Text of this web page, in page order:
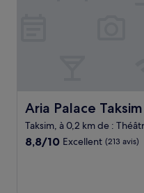
Aria Palace Taksim
Aria Palace Taksim
Taksim, à 0,2 km de :
8.8
8,8/10 Excellent (213 avis)